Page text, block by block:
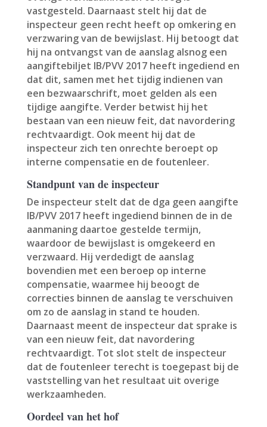
vastgesteld. Daarnaast stelt hij dat de
inspecteur geen recht heeft op omkering en
verzwaring van de bewijslast. Hij betoogt dat
hij na ontvangst van de aanslag alsnog een
aangiftebiljet IB/PVV 2017 heeft ingediend en
dat dit, samen met het tijdig indienen van
een bezwaarschrift, moet gelden als een
tijdige aangifte. Verder betwist hij het
bestaan van een nieuw feit, dat navordering
rechtvaardigt. Ook meent hij dat de
inspecteur zich ten onrechte beroept op
interne compensatie en de foutenleer.
Standpunt van de inspecteur
De inspecteur stelt dat de dga geen aangifte
IB/PVV 2017 heeft ingediend binnen de in de
aanmaning daartoe gestelde termijn,
waardoor de bewijslast is omgekeerd en
verzwaard. Hij verdedigt de aanslag
bovendien met een beroep op interne
compensatie, waarmee hij beoogt de
correcties binnen de aanslag te verschuiven
om zo de aanslag in stand te houden.
Daarnaast meent de inspecteur dat sprake is
van een nieuw feit, dat navordering
rechtvaardigt. Tot slot stelt de inspecteur
dat de foutenleer terecht is toegepast bij de
vaststelling van het resultaat uit overige
werkzaamheden.
Oordeel van het hof